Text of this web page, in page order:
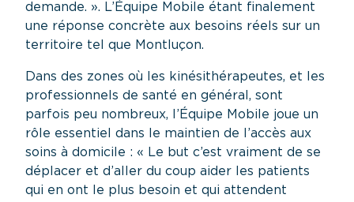
demande. ». L’Équipe Mobile étant finalement
une réponse concrète aux besoins réels sur un
territoire tel que Montluçon.
Dans des zones où les kinésithérapeutes, et les
professionnels de santé en général, sont
parfois peu nombreux, l’Équipe Mobile joue un
rôle essentiel dans le maintien de l’accès aux
soins à domicile : « Le but c’est vraiment de se
déplacer et d’aller du coup aider les patients
qui en ont le plus besoin et qui attendent